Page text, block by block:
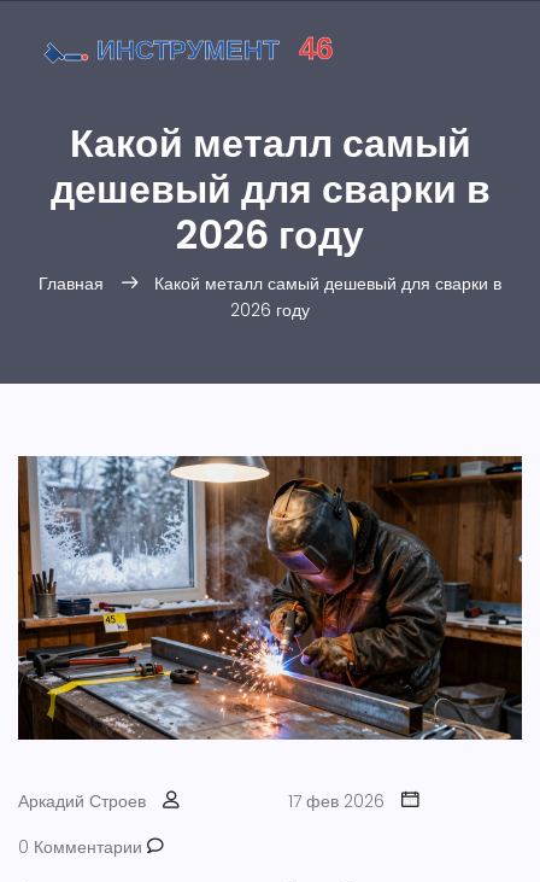
Какой металл самый
дешевый для сварки в
2026 году
Главная
Какой металл самый дешевый для сварки в
2026 году
Аркадий Строев
17 фев 2026
0 Комментарии